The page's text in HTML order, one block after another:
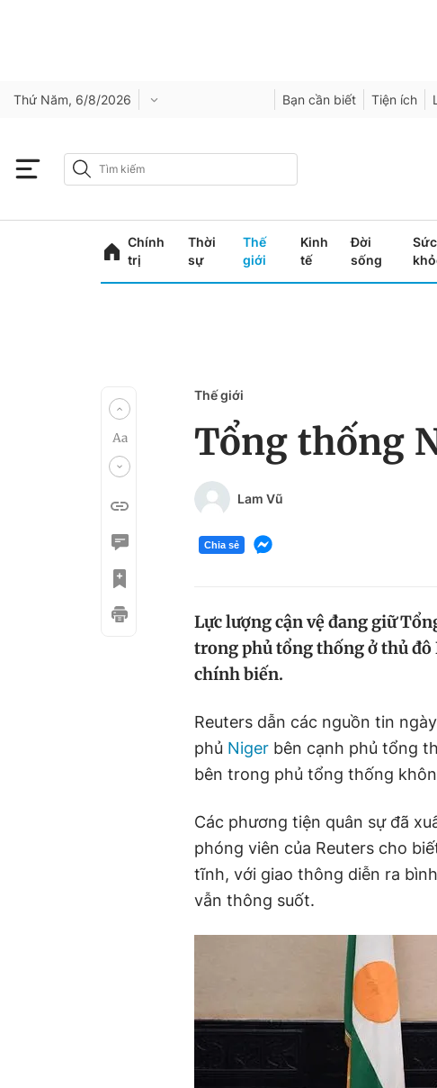
Thứ Năm, 6/8/2026 Bạn cần biết Tiện ích
Chính
trị
Thời
sự
Thế
giới
Kinh
tế
Đời
sống
Sức
Thế giới
Tổng thống
Lam Vũ
Chia sẻ
Lực lượng cận vệ đang giữ
trong phủ tổng thống ở thủ đô
chính biến.
Reuters dẫn các nguồn tin
phủ Niger bên cạnh phủ tổng
bên trong phủ tổng thống
Các phương tiện quân sự đã
phóng viên của Reuters cho
tĩnh, với giao thông diễn ra
vẫn thông suốt.